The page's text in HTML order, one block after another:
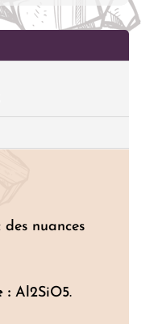
nuances
:Al2SiO5.